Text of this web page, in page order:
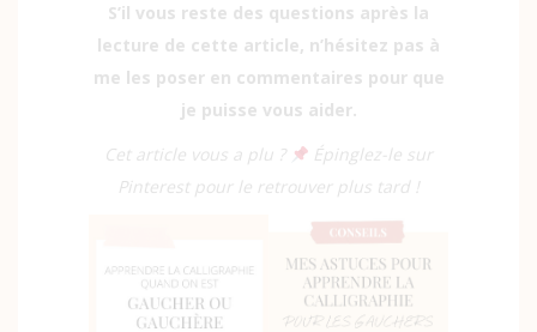
S’il vous reste des questions après la
lecture de cette article, n’hésitez pas à
me les poser en commentaires pour que
je puisse vous aider.
Cet article vous a plu ?
Épinglez-le sur
Pinterest pour le retrouver plus tard !